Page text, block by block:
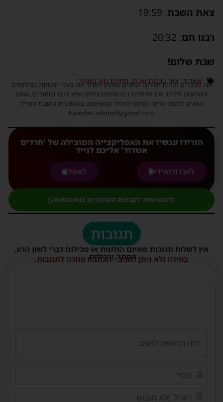
צאת השבת: 19:59
רבנו תם: 20:32
שבת שלום!
אשדוד, זמני כניסת שבת,תחזית מזג האוויר
אנו מכבדים זכויות יוצרים ועושים מאמץ לאתר את בעלי הזכויות בצילומים
המגיעים לידינו. אם זיהיתים בפרסומינו צילום שיש לכם זכויות בו, אתם
רשאים לפנות אלינו ולבקש לחדול מהשימוש באמצעות כתובת המייל:
haredim.ashdod@gmail.com
הורידו עכשיו את האפליקצייה המובילה של 'חרדים
אשדוד' אליכם לנייד
לאנדורואיד
לאפל
להצטרפות לקבוצת העדכונים בוואטסאפ
תגובות
אין לשלוח תגובות שאינם הולמות או מכילות דברי לשון הרע,
הסתה ורכילות.
במידה ולא ניתן להגיב - הכתבה סגורה לתגובות.